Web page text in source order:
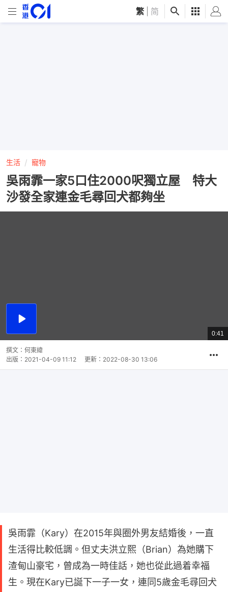
繁 简
生活 寵物
吳雨霏一家5口住2000呎獨立屋 特大
沙發全家連金毛尋回犬都夠坐
播
總
共
0:41
撰文： 何東緯
出版： 2021-04-09 11:12 更新： 2022-08-30 13:06
吳雨霏（Kary）在2015年與圈外男友結婚後，一直
生活得比較低調。但丈夫洪立熙（Brian）為她購下
渣甸山豪宅，曾成為一時佳話，她也從此過着幸福
生。現在Kary已誕下一子一女，連同5歲金毛尋回犬